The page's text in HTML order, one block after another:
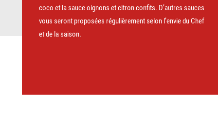
coco et la sauce oignons et citron confits. D’autres sauces
vous seront proposées régulièrement selon l’envie du Chef
et de la saison.